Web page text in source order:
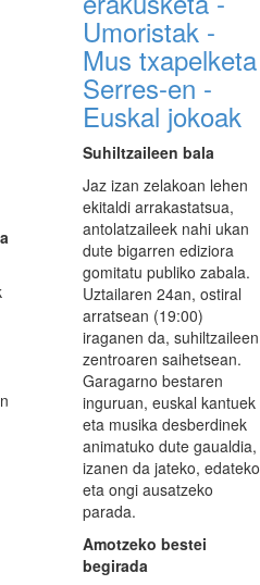
Umoristak -
Mus txapelketa
Serres-en -
Euskal jokoak
Suhiltzaileen bala
Jaz izan zelakoan lehen
ekitaldi arrakastatsua,
antolatzaileek nahi ukan
dute bigarren ediziora
gomitatu publiko zabala.
Uztailaren 24an, ostiral
arratsean (19:00)
iraganen da, suhiltzaileen
zentroaren saihetsean.
Garagarno bestaren
inguruan, euskal kantuek
eta musika desberdinek
animatuko dute gaualdia,
izanen da jateko, edateko
eta ongi ausatzeko
parada.
Amotzeko bestei
begirada